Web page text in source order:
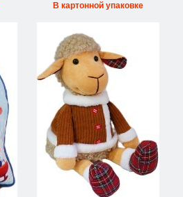
В картонной упаковке